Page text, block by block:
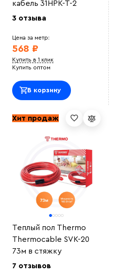
кабель 31НРК-Т-2
3 отзыва
Цена за метр:
568 ₽
Купить в 1 клик
Купить оптом
В корзину
Хит продаж
Теплый пол Thermo
Thermocable SVK-20
73м в стяжку
7 отзывов